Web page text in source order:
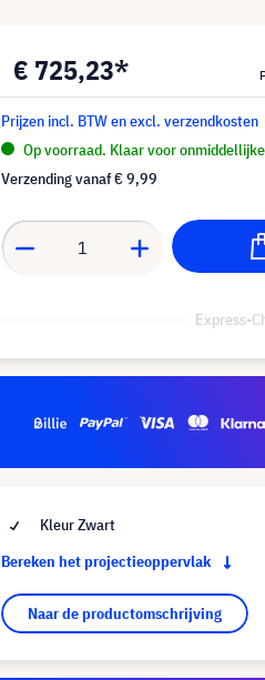
€ 725,23*
Prijzen incl. BTW en excl. verzendkosten
Op voorraad. Klaar voor
Verzending vanaf€ 9,99
Express-
Kleur Zwart
Bereken het projectieoppervlak
Naar de productomschrijving